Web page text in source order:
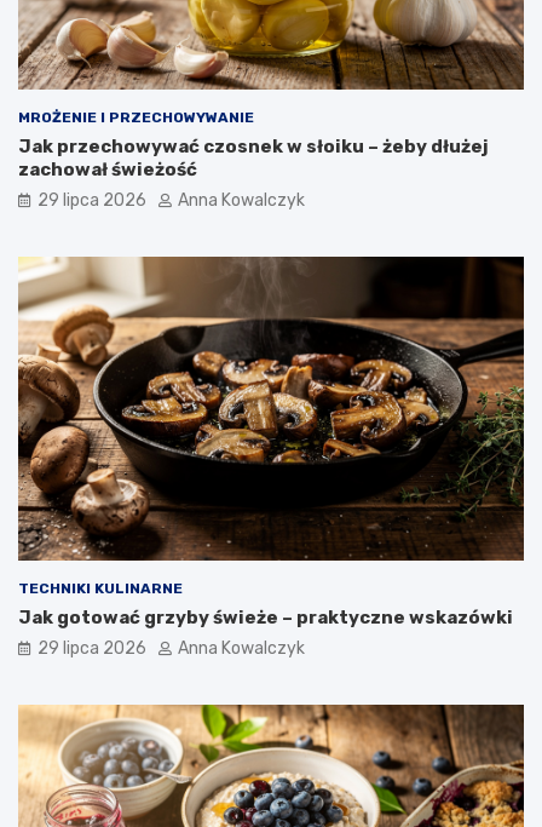
MROŻENIE I PRZECHOWYWANIE
Jak przechowywać czosnek w słoiku – żeby dłużej
zachował świeżość
29 lipca 2026 Anna Kowalczyk
TECHNIKI KULINARNE
Jak gotować grzyby świeże – praktyczne wskazówki
29 lipca 2026 Anna Kowalczyk